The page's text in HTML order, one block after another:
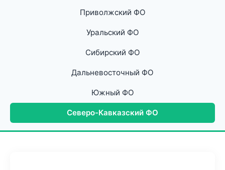
Приволжский ФО
Уральский ФО
Сибирский ФО
Дальневосточный ФО
Южный ФО
Северо-Кавказский ФО